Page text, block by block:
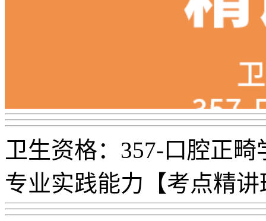
卫生资格：357-口腔正
专业实践能力【考点精